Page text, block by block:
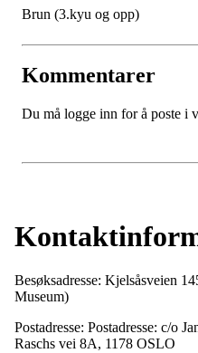
Brun (3.kyu og opp)
Kommentarer
Du må logge inn for å poste i
Besøksadresse: Kjelsåsveien
Museum)
Postadresse: Postadresse: c/o
Raschs vei 8A, 1178 OSLO